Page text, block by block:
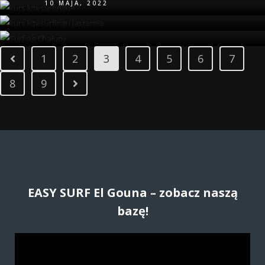
10 MAJA, 2022
1 2 3 4 5 6
7
8
9
EASY SURF El Gouna – zobacz naszą
bazę!